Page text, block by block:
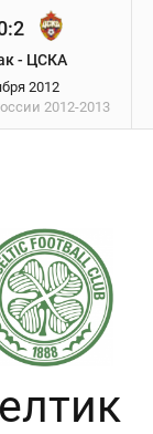
- ЦСКА
2012
2012-2013